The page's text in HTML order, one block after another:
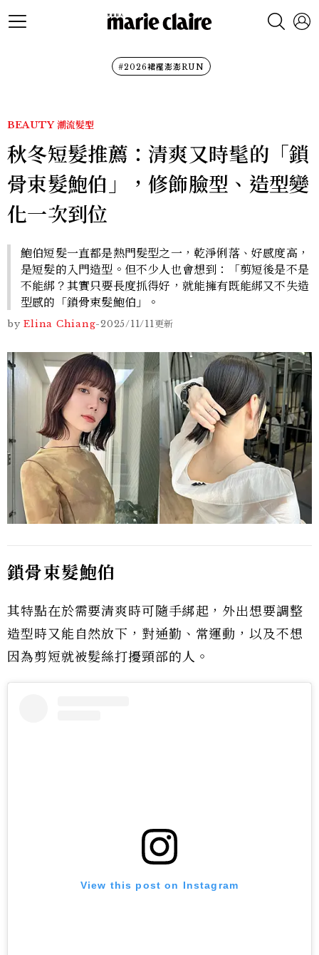
#2026裙襬澎澎RUN
BEAUTY 潮流髮型
秋冬短髮推薦：清爽又時髦的「鎖
骨束髮鮑伯」，修飾臉型、造型變
化一次到位
鮑伯短髮一直都是熱門髮型之一，乾淨俐落、好感度高，
是短髮的入門造型。但不少人也會想到：「剪短後是不是
不能綁？其實只要長度抓得好，就能擁有既能綁又不失造
型感的「鎖骨束髮鮑伯」。
by Elina Chiang-2025/11/11更新
鎖骨束髮鮑伯
其特點在於需要清爽時可隨手綁起，外出想要調整
造型時又能自然放下，對通勤、常運動，以及不想
因為剪短就被髮絲打擾頸部的人。
View this post on Instagram